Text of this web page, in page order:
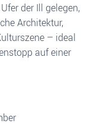
der Ill gelegen,
Architektur,
– ideal
auf einer